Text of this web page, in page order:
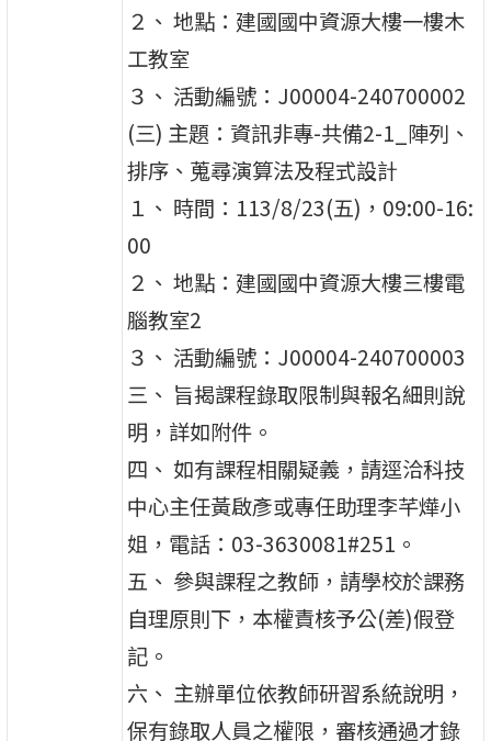
２、 地點：建國國中資源大樓一樓木
工教室
３、 活動編號：J00004-240700002
(三) 主題：資訊非專-共備2-1_陣列、
排序、蒐尋演算法及程式設計
１、 時間：113/8/23(五)，09:00-16:
00
２、 地點：建國國中資源大樓三樓電
腦教室2
３、 活動編號：J00004-240700003
三、 旨揭課程錄取限制與報名細則說
明，詳如附件。
四、 如有課程相關疑義，請逕洽科技
中心主任黃啟彥或專任助理李芊燁小
姐，電話：03-3630081#251。
五、 參與課程之教師，請學校於課務
自理原則下，本權責核予公(差)假登
記。
六、 主辦單位依教師研習系統說明，
保有錄取人員之權限，審核通過才錄